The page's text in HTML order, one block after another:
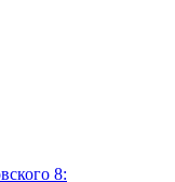
8: